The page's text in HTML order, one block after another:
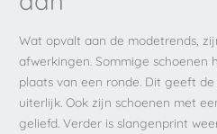
Wat opvalt aan de modetrends,
afwerkingen. Sommige schoenen
plaats van een ronde. Dit geeft
uiterlijk. Ook zijn schoenen met
geliefd. Verder is slangenprint